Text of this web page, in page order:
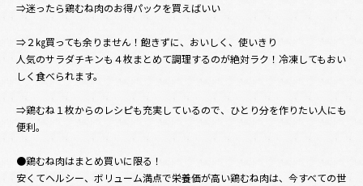
⇒迷ったら鶏むね肉のお得パックを買えばいい
⇒２㎏買っても余りません！飽きずに、おいしく、使いきり
人気のサラダチキンも４枚まとめて調理するのが絶対ラク！冷凍してもおい
しく食べられます。
⇒鶏むね１枚からのレシピも充実しているので、ひとり分を作りたい人にも
便利。
●鶏むね肉はまとめ買いに限る！
安くてヘルシー、ボリューム満点で栄養価が高い鶏むね肉は、今すべての世